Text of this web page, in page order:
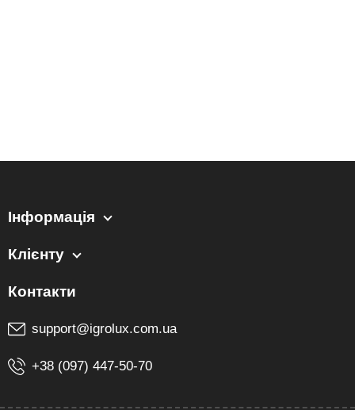
Інформація
Клієнту
support@igrolux.com.ua
+38 (097) 447-50-70